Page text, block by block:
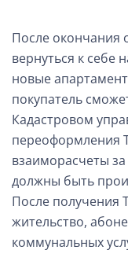
После окончания
вернуться к себе
новые
покупатель
Кадастровом
переоформления
взаиморасчеты
должны быть
После получения
жительство,
коммунальных